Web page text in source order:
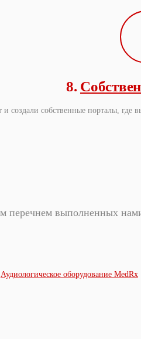
8.
создали собственные порталы, где
выполненных
Аудиологическое оборудование MedRx